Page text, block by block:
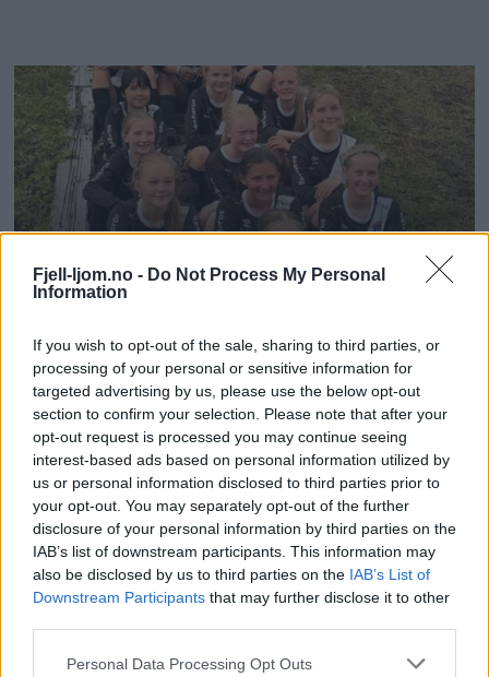
Fjell-ljom.no - Do Not Process My Personal
Information
If you wish to opt-out of the sale, sharing to third parties, or
processing of your personal or sensitive information for
targeted advertising by us, please use the below opt-out
section to confirm your selection. Please note that after your
opt-out request is processed you may continue seeing
interest-based ads based on personal information utilized by
us or personal information disclosed to third parties prior to
your opt-out. You may separately opt-out of the further
disclosure of your personal information by third parties on the
IAB’s list of downstream participants. This information may
also be disclosed by us to third parties on the IAB’s List of
Downstream Participants that may further disclose it to other
Personal Data Processing Opt Outs